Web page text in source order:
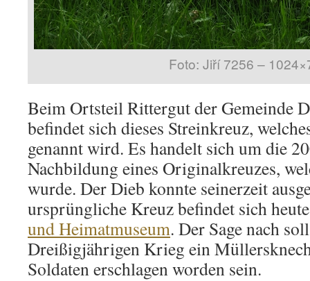
Foto: Jiří 7256 –
Beim Ortsteil Rittergut der Gemeinde
befindet sich dieses Streinkreuz,
genannt wird. Es handelt sich um die
Nachbildung eines Originalkreuzes,
wurde. Der Dieb konnte seinerzeit
ursprüngliche Kreuz befindet sich
und Heimatmuseum. Der Sage nach
Dreißigjährigen Krieg ein
Soldaten erschlagen worden sein.